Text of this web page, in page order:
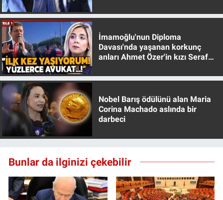
İmamoğlu'nun Diploma
Davası'nda yaşanan korkunç
anları Ahmet Özer'in kızı Seraf
Nobel Barış ödülünü alan Maria
Corina Machado aslında bir
darbeci
Bunlar da ilginizi çekebilir
Canlı Yayın